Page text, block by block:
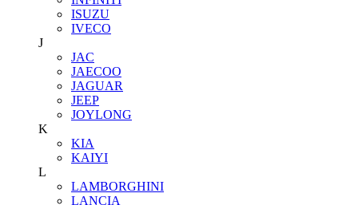
ISUZU
IVECO
J
JAC
JAECOO
JAGUAR
JEEP
JOYLONG
K
KIA
KAIYI
L
LAMBORGHINI
LANCIA